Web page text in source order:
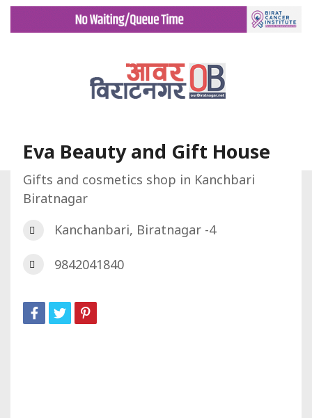
गृह पृष्ट डिरेक्टरी
Eva Beauty and Gift House
Gifts and cosmetics shop in Kanchbari
Biratnagar
Kanchanbari, Biratnagar -4
9842041840